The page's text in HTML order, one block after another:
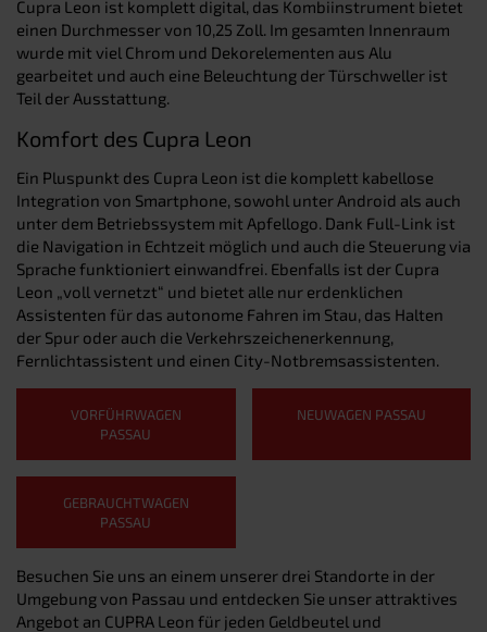
Cupra Leon ist komplett digital, das Kombiinstrument bietet
einen Durchmesser von 10,25 Zoll. Im gesamten Innenraum
wurde mit viel Chrom und Dekorelementen aus Alu
gearbeitet und auch eine Beleuchtung der Türschweller ist
Teil der Ausstattung.
Komfort des Cupra Leon
Ein Pluspunkt des Cupra Leon ist die komplett kabellose
Integration von Smartphone, sowohl unter Android als auch
unter dem Betriebssystem mit Apfellogo. Dank Full-Link ist
die Navigation in Echtzeit möglich und auch die Steuerung via
Sprache funktioniert einwandfrei. Ebenfalls ist der Cupra
Leon „voll vernetzt“ und bietet alle nur erdenklichen
Assistenten für das autonome Fahren im Stau, das Halten
der Spur oder auch die Verkehrszeichenerkennung,
Fernlichtassistent und einen City-Notbremsassistenten.
VORFÜHRWAGEN
PASSAU
NEUWAGEN PASSAU
GEBRAUCHTWAGEN
PASSAU
Besuchen Sie uns an einem unserer drei Standorte in der
Umgebung von Passau und entdecken Sie unser attraktives
Angebot an CUPRA Leon für jeden Geldbeutel und